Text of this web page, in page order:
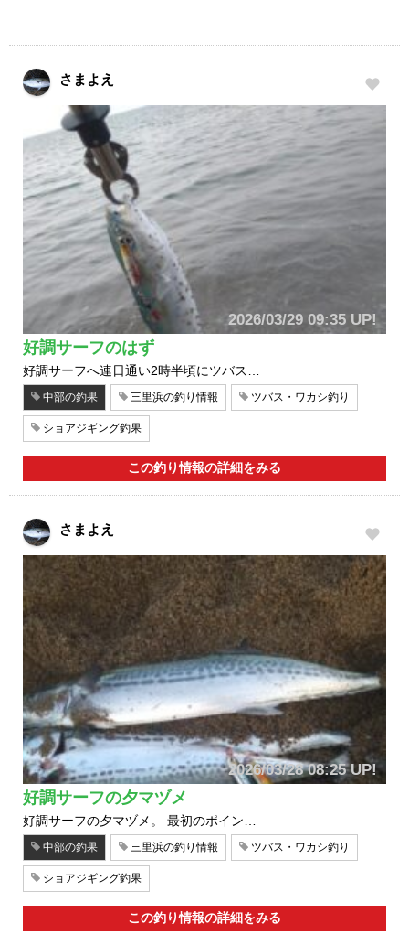
さまよえ
2026/03/29 09:35 UP!
好調サーフのはず
好調サーフへ連日通い2時半頃にツバス…
中部の釣果 三里浜の釣り情報 ツバス・ワカシ釣り
ショアジギング釣果
この釣り情報の詳細をみる
さまよえ
2026/03/28 08:25 UP!
好調サーフの夕マヅメ
好調サーフの夕マヅメ。 最初のポイン…
中部の釣果 三里浜の釣り情報 ツバス・ワカシ釣り
ショアジギング釣果
この釣り情報の詳細をみる